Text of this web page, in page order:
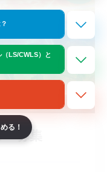
募集
LS/CWLS）と
る！